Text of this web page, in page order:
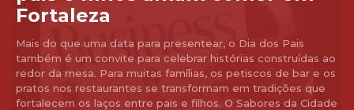
Fortaleza
Mais do que uma data para presentear, o Dia dos Pais
também é um convite para celebrar histórias construídas ao
redor da mesa. Para muitas famílias, os petiscos de bar e os
pratos nos restaurantes se transformam em tradições que
fortalecem os laços entre pais e filhos. O Sabores da Cidade